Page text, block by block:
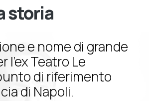
storia
e nome di grande
l’ex Teatro Le
di riferimento
di Napoli.